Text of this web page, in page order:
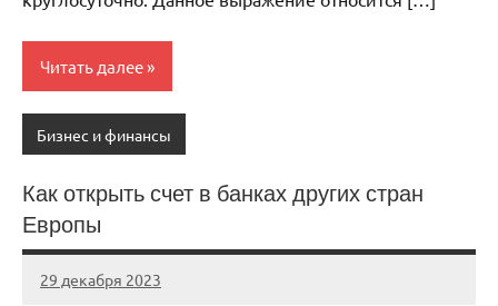
Читать далее
Бизнес и финансы
Как открыть счет в банках других стран
Европы
29 декабря 2023
avtogear63_r
Нет